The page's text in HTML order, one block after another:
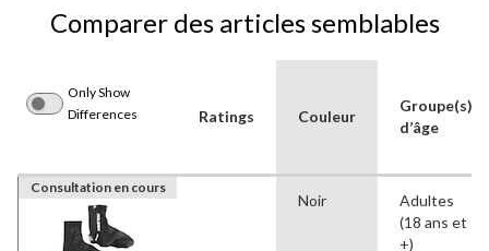
Comparer des articles semblables
Only Show
Differences
Ratings Couleur
Groupe(s)
d’âge
Consultation en cours
Noir
Adultes
(18 ans et
+)